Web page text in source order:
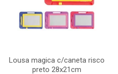
Lousa magica c/caneta risco
preto 28x21cm